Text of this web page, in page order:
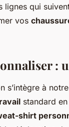
lignes qui
vos
:
s’intègre à
standard
shirt